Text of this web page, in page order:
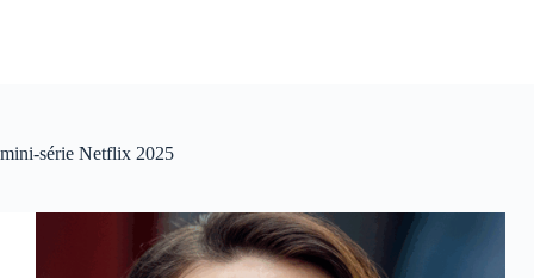
mini-série Netflix 2025